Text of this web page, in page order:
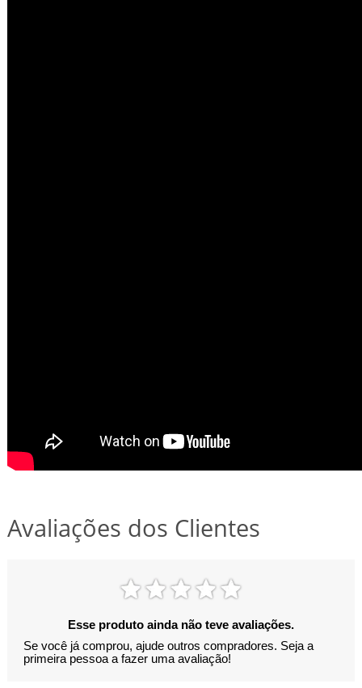
Avaliações dos Clientes
Esse produto ainda não teve avaliações.
Se você já comprou, ajude outros compradores. Seja a
primeira pessoa a fazer uma avaliação!